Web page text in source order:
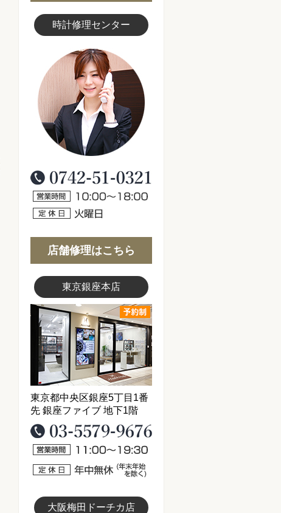
時計修理センター
店舗修理はこちら
東京銀座本店
東京都中央区銀座5丁目1番
先 銀座ファイブ 地下1階
大阪梅田ドーチカ店